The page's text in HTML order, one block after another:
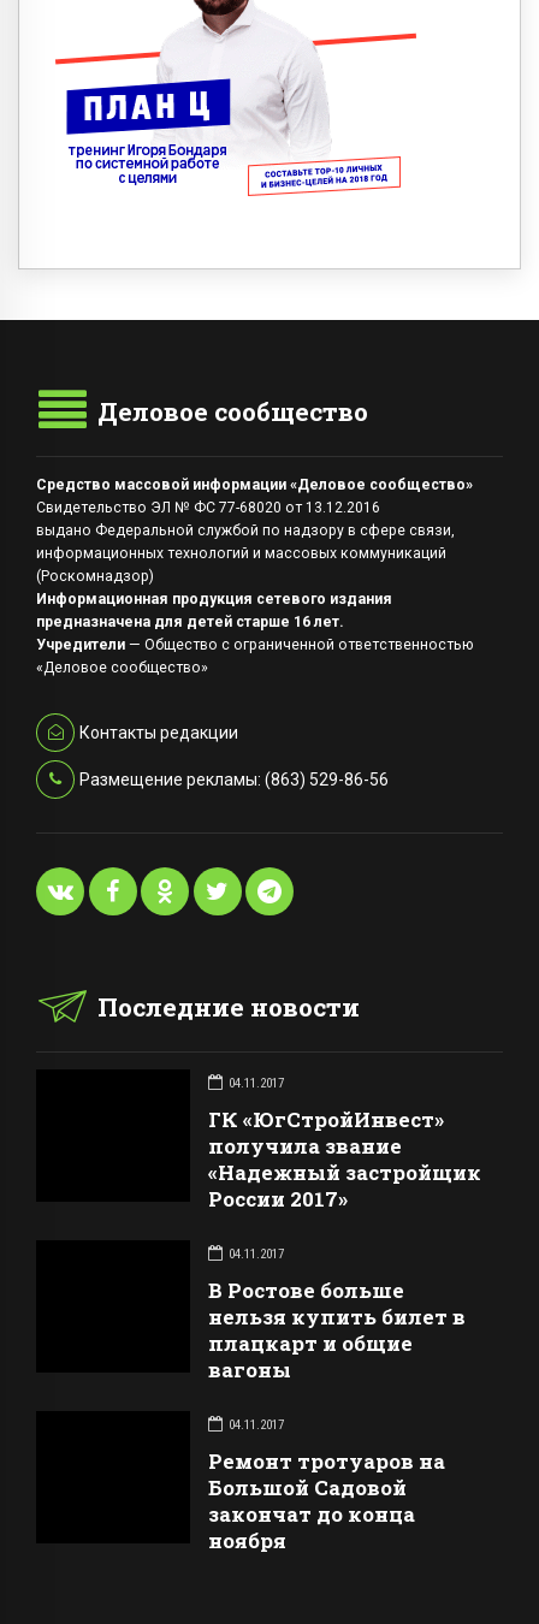
Деловое сообщество
Средство массовой информации «Деловое сообщество»
Свидетельство ЭЛ № ФС 77-68020 от 13.12.2016
выдано Федеральной службой по надзору в сфере связи,
информационных технологий и массовых коммуникаций
(Роскомнадзор)
Информационная продукция сетевого издания
предназначена для детей старше 16 лет.
Учредители — Общество с ограниченной ответственностью
«Деловое сообщество»
Контакты редакции
Размещение рекламы: (863) 529-86-56
Последние новости
04.11.2017
ГК «ЮгСтройИнвест»
получила звание
«Надежный застройщик
России 2017»
04.11.2017
В Ростове больше
нельзя купить билет в
плацкарт и общие
вагоны
04.11.2017
Ремонт тротуаров на
Большой Садовой
закончат до конца
ноября